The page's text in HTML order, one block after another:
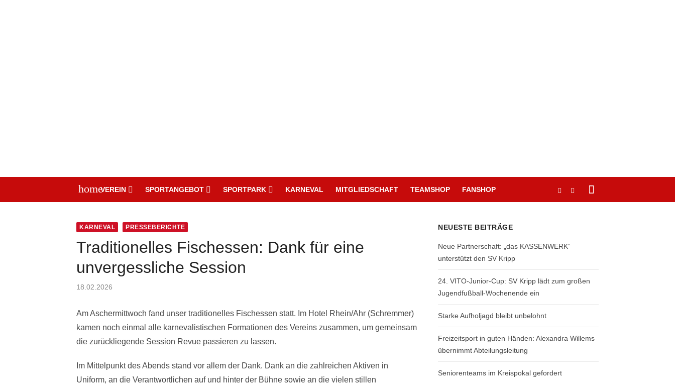
homeVEREIN SPORTANGEBOT SPORTPARK KARNEVAL MITGLIEDSCHAFT TEAMSHOP FANSHOP
KARNEVAL PRESSEBERICHTE
Traditionelles Fischessen: Dank für eine
unvergessliche Session
Posted
18.02.2026
Am Aschermittwoch fand unser traditionelles Fischessen statt. Im Hotel Rhein/Ahr (Schremmer)
kamen noch einmal alle karnevalistischen Formationen des Vereins zusammen, um gemeinsam
die zurückliegende Session Revue passieren zu lassen.
Im Mittelpunkt des Abends stand vor allem der Dank. Dank an die zahlreichen Aktiven in
Uniform, an die Verantwortlichen auf und hinter der Bühne sowie an die vielen stillen
NEUESTE BEITRÄGE
Neue Partnerschaft: „das KASSENWERK“
unterstützt den SV Kripp
24. VITO-Junior-Cup: SV Kripp lädt zum großen
Jugendfußball-Wochenende ein
Starke Aufholjagd bleibt unbelohnt
Freizeitsport in guten Händen: Alexandra Willems
übernimmt Abteilungsleitung
Seniorenteams im Kreispokal gefordert